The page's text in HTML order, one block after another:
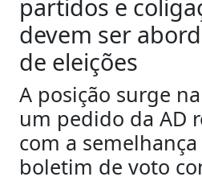
partidos e
devem ser
de eleições
A posição surge
um pedido da AD
com a
boletim de voto